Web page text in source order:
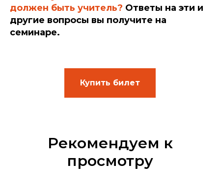
должен быть учитель? Ответы на эти и
другие вопросы вы получите на
семинаре.
Купить билет
Рекомендуем к
просмотру